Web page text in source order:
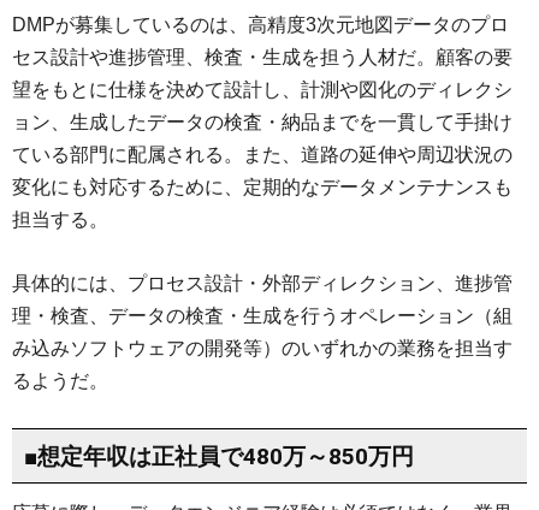
DMPが募集しているのは、高精度3次元地図データのプロ
セス設計や進捗管理、検査・生成を担う人材だ。顧客の要
望をもとに仕様を決めて設計し、計測や図化のディレクシ
ョン、生成したデータの検査・納品までを一貫して手掛け
ている部門に配属される。また、道路の延伸や周辺状況の
変化にも対応するために、定期的なデータメンテナンスも
担当する。
具体的には、プロセス設計・外部ディレクション、進捗管
理・検査、データの検査・生成を行うオペレーション（組
み込みソフトウェアの開発等）のいずれかの業務を担当す
るようだ。
■想定年収は正社員で480万～850万円